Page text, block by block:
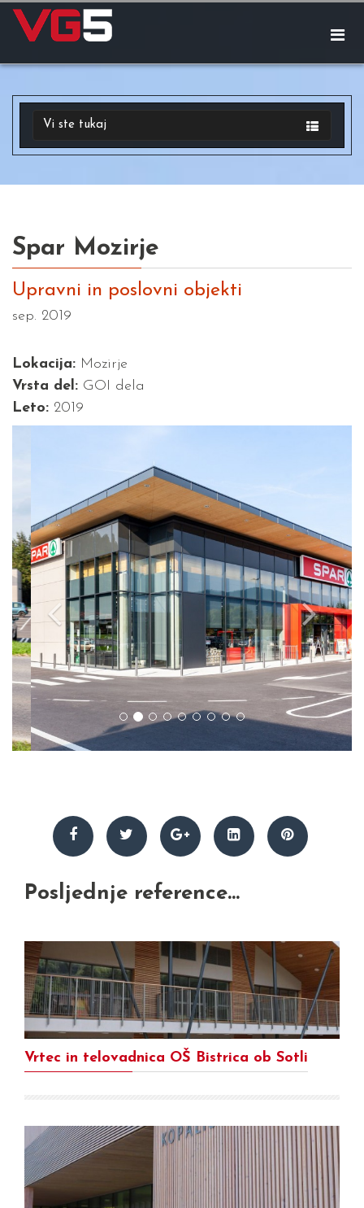
Vi ste tukaj
Spar Mozirje
Upravni in poslovni objekti
sep. 2019
Lokacija: Mozirje
Vrsta del: GOI dela
Leto: 2019
Posljednje reference...
Vrtec in telovadnica OŠ Bistrica ob Sotli